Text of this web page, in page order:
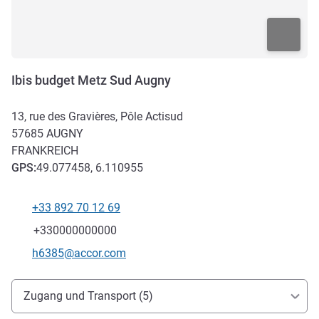
Ibis budget Metz Sud Augny
13, rue des Gravières, Pôle Actisud
57685 AUGNY
FRANKREICH
GPS:49.077458, 6.110955
+33 892 70 12 69
Fax
+330000000000
Kontakt-E-Mail
h6385@accor.com
Erreichbarkeit und Anbindung
Zugang und Transport (5)